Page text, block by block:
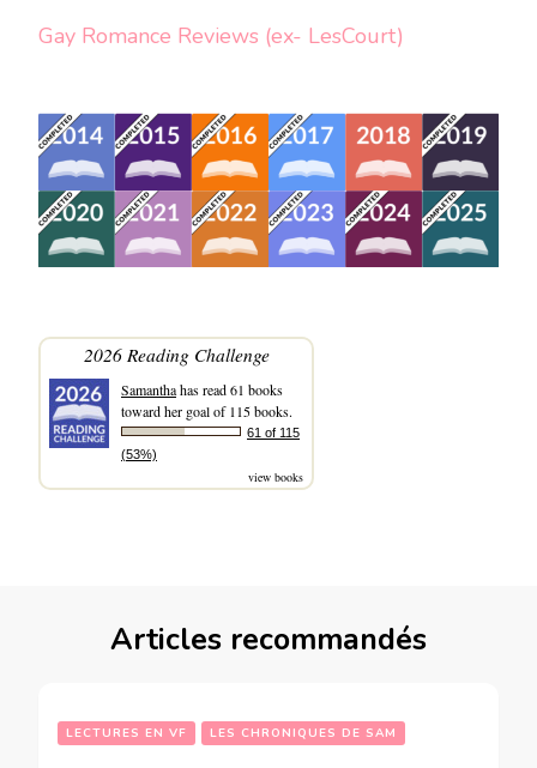
Gay Romance Reviews (ex- LesCourt)
2026 Reading Challenge
Samanthahas read 61 books
toward her goal of 115 books.
61 of 115
(53%)
view books
Articles recommandés
LECTURES EN VF LES CHRONIQUES DE SAM